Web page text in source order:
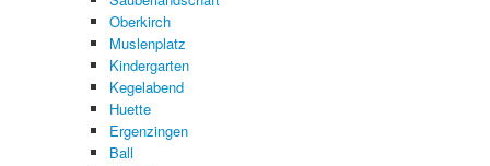
Oberkirch
Muslenplatz
Kindergarten
Kegelabend
Huette
Ergenzingen
Ball